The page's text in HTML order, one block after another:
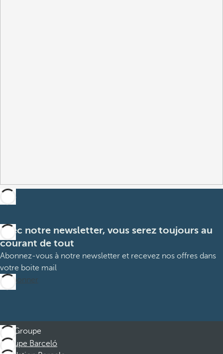
Avec notre newsletter, vous serez toujours au
courant de tout
Abonnez-vous à notre newsletter et recevez nos offres dans
votre boite mail
M’abonner
Groupe
Groupe Barceló